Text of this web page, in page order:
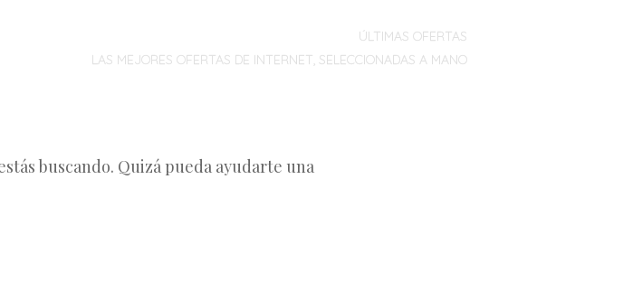
ÚLTIMAS OFERTAS
LAS MEJORES OFERTAS DE INTERNET, SELECCIONADAS A MANO
buscando. Quizá pueda ayudarte una